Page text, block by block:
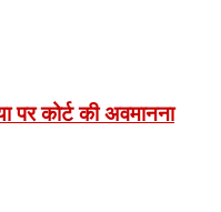
पर कोर्ट की अवमानना